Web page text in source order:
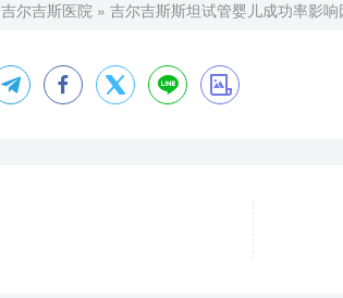
尔吉斯医院 » 吉尔吉斯斯坦试管婴儿成功率影响
    